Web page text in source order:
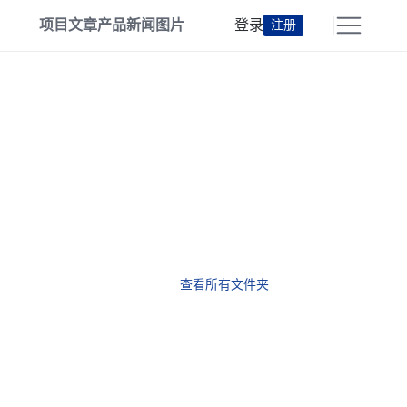
项目文章产品新闻 图片 登录 注册
查看所有文件夹